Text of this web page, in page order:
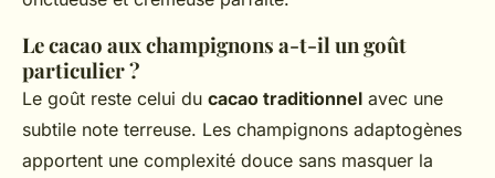
Le cacao aux champignons a-t-il un goût
particulier ?
Le goût reste celui du cacao traditionnel avec une
subtile note terreuse. Les champignons adaptogènes
apportent une complexité douce sans masquer la